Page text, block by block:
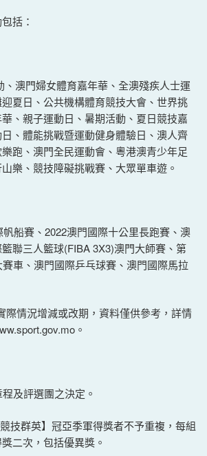
括：
、澳門婦女體育嘉年華、全澳殘疾人士運
夏日、公共機構體育競技大會、世界挑
、親子運動日、暑期活動、夏日競技嘉
、體能挑戰暨運動健身體驗日、澳人齊
跑、澳門全民運動會、粵港澳青少年足
樂、競技障礙挑戰賽、大眾單車遊。
船賽、2022澳門國際十公里長跑賽、澳
聯三人籃球(FIBA 3X3)澳門大師賽、第
車、澳門國際乒乓球賽、澳門國際馬拉
際情況增減或改期，資料僅供參考，詳情
。
及評選團之決定。
技群英】冠亞季軍得獎者不予重複，每組
二次，包括優異獎。